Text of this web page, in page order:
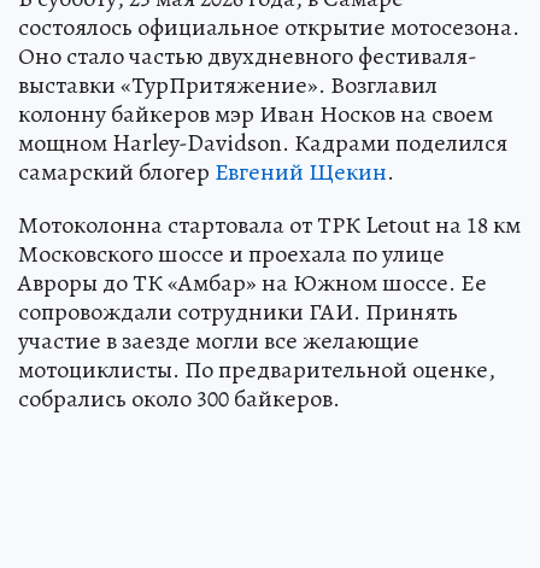
состоялось официальное открытие мотосезона.
Оно стало частью двухдневного фестиваля-
выставки «ТурПритяжение». Возглавил
колонну байкеров мэр Иван Носков на своем
мощном Harley-Davidson. Кадрами поделился
самарский блогер Евгений Щекин.
Мотоколонна стартовала от ТРК Letout на 18 км
Московского шоссе и проехала по улице
Авроры до ТК «Амбар» на Южном шоссе. Ее
сопровождали сотрудники ГАИ. Принять
участие в заезде могли все желающие
мотоциклисты. По предварительной оценке,
собрались около 300 байкеров.